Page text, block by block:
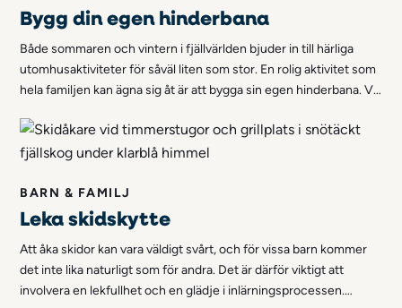
Bygg din egen hinderbana
Både sommaren och vintern i fjällvärlden bjuder in till härliga
utomhusaktiviteter för såväl liten som stor. En rolig aktivitet som
hela familjen kan ägna sig åt är att bygga sin egen hinderbana. Vi
hinderbana utomhus!
BARN & FAMILJ
Leka skidskytte
Att åka skidor kan vara väldigt svårt, och för vissa barn kommer
det inte lika naturligt som för andra. Det är därför viktigt att
involvera en lekfullhet och en glädje i inlärningsprocessen.